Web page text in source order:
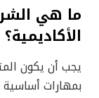
ما هي
الأكاديمية؟
يجب أن يكون
بمهارات